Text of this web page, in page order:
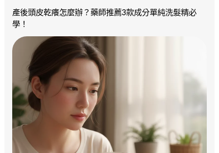
產後頭皮乾癢怎麼辦？藥師推薦3款成分單純洗髮精必
學！